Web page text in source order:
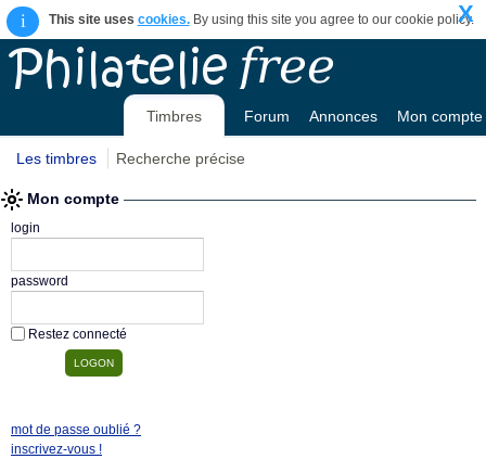
i This site uses cookies.By using this site you agree to our cookie policy.
X
Timbres Forum Annonces Mon compte
Les timbres Recherche précise
Mon compte
login
password
Restez connecté
mot de passe oublié ?
inscrivez-vous !